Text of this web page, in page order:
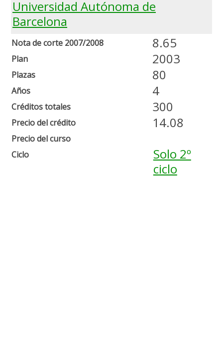
Universidad Autónoma de
Barcelona
Nota de corte 2007/2008
Plan
Plazas
Años
Créditos totales
Precio del crédito
Precio del curso
Ciclo
8.65
2003
80
4
300
14.08
Solo 2º
ciclo